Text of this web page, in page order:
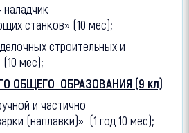
наладчик
станков» (10 мес);
строительных и
мес);
ОБЩЕГО ОБРАЗОВАНИЯ (9 кл)
и частично
(наплавки)» (1 год 10 мес);